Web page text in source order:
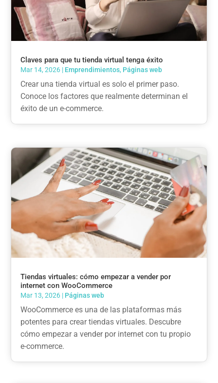
Claves para que tu tienda virtual tenga éxito
Mar 14, 2026 | Emprendimientos, Páginas web
Crear una tienda virtual es solo el primer paso.
Conoce los factores que realmente determinan el
éxito de un e-commerce.
Tiendas virtuales: cómo empezar a vender por
internet con WooCommerce
Mar 13, 2026 | Páginas web
WooCommerce es una de las plataformas más
potentes para crear tiendas virtuales. Descubre
cómo empezar a vender por internet con tu propio
e-commerce.